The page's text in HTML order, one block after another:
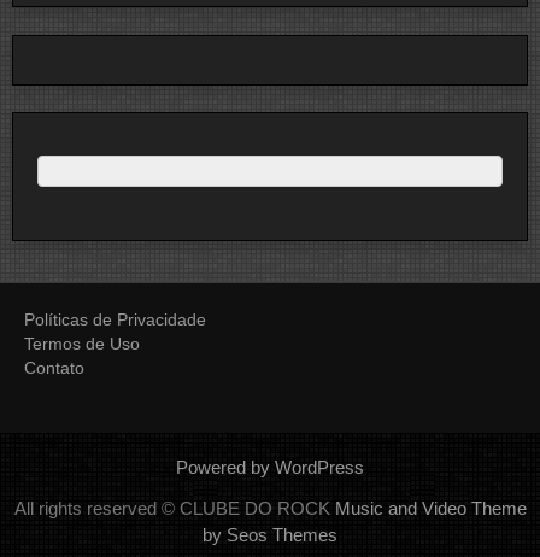
Políticas de Privacidade
Termos de Uso
Contato
Powered by WordPress
All rights reserved © CLUBE DO ROCK Music and Video Theme
by Seos Themes